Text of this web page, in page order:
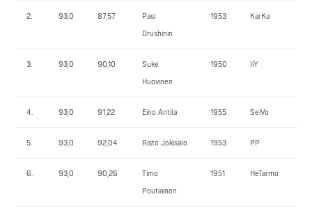
2. 93,0 87,57
Pasi
Drushinin
1953 KarKa
3. 93,0 90,10
Suke
Huovinen
1950 IiY
4. 93,0 91,22 Eino Antila 1955 SeiVo
5. 93,0 92,04 Risto Jokisalo 1953 PP
6. 93,0 90,26
Timo
Poutiainen
1951 HeTarmo